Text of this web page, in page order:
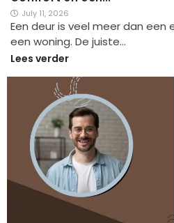
July 11, 2026
Een deur is veel meer dan
een woning. De juiste…
Lees verder